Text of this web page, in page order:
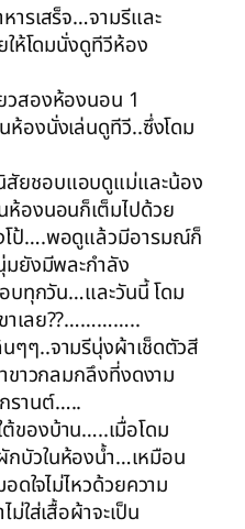
ารเสร็จ…จามรีและ
ให้โดมนั่งดูทีวีห้อง
วสองห้องนอน 1
ห้องนั่งเล่นดูทีวี..ซึ่งโดม
ยชอบแอบดูแม่และน้อง
ห้องนอนก็เต็มไปด้วย
โป้….พอดูแล้วมีอารมณ์ก็
มยังมีพละกำลัง
บทุกวัน…และวันนี้ โดม
าเลย??…………..
ๆๆ..จามรีนุ่งผ้าเช็ดตัวสี
ขาวกลมกลึงที่งดงาม
รานต์…..
ของบ้าน…..เมื่อโดม
กบัวในห้องน้ำ…เหมือน
ดใจไม่ไหวด้วยความ
ใส่เสื้อผ้าจะเป็น